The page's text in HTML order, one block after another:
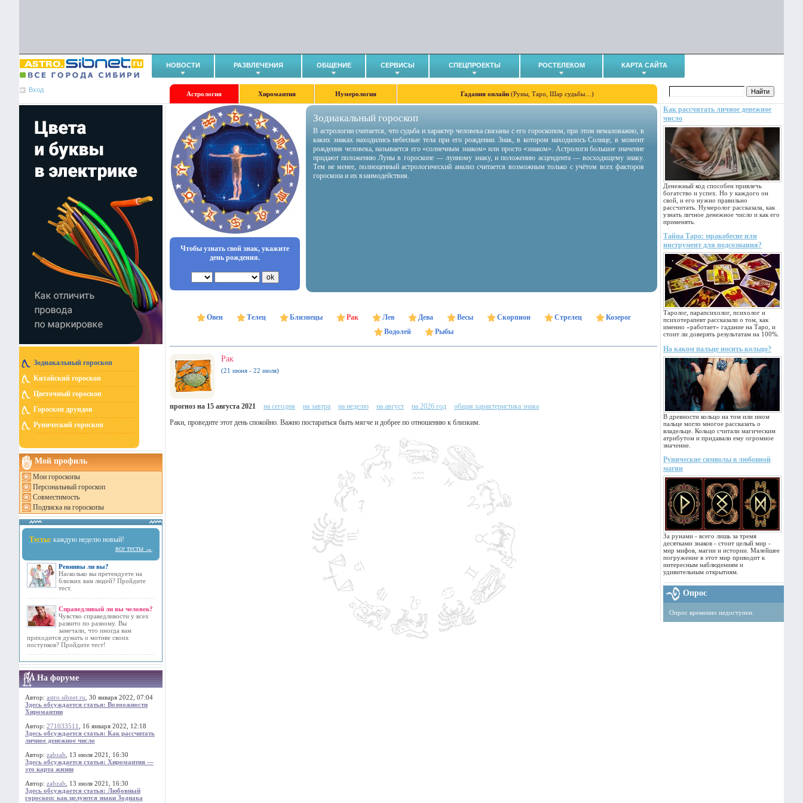
НОВОСТИ РАЗВЛЕЧЕНИЯ ОБЩЕНИЕ СЕРВИСЫ СПЕЦПРОЕКТЫ РОСТЕЛЕКОМ КАРТА САЙТА
Вход
Астрология Хиромантия Нумерология Гадания онлайн (Руны, Таро, Шар судьбы…)
Зодиакальный гороскоп
Китайский гороскоп
Цветочный гороскоп
Гороскоп друидов
Рунический гороскоп
Мой профиль
Мои гороскопы
Персональный гороскоп
Совместимость
Подписка на гороскопы
Тесты: каждую неделю новый!
все тесты →
Ревнивы ли вы?
Насколько вы претендуете на
близких вам людей? Пройдите
тест.
Справедливый ли вы человек?
Чувство справедливости у всех
развито по разному. Вы
замечали, что иногда вам
приходится думать о мотиве своих
поступков? Пройдите тест!
На форуме
Автор: astro.sibnet.ru , 30 января 2022, 07:04
Здесь обсуждается статья: Возможности
Хиромантии
Автор: 271033511
, 16 января 2022, 12:18
Здесь обсуждается статья: Как рассчитать
личное денежное число
Автор: zabzab , 13 июля 2021, 16:30
Здесь обсуждается статья: Хиромантия —
это карта жизни
Автор: zabzab , 13 июля 2021, 16:30
Здесь обсуждается статья: Любовный
гороскоп: как целуются знаки Зодиака
Как рассчитать личное денежное
число
Денежный код способен привлечь
богатство и успех. Но у каждого он
свой, и его нужно правильно
рассчитать. Нумеролог рассказала, как
узнать личное денежное число и как его
применять.
Тайна Таро: мракобесие или
инструмент для подсознания?
Таролог, парапсихолог, психолог и
психотерапевт рассказали о том, как
именно «работает» гадание на Таро, и
стоит ли доверять результатам на 100%.
На каком пальце носить кольцо?
В древности кольцо на том или ином
пальце могло многое рассказать о
владельце. Кольцо считали магическим
атрибутом и придавали ему огромное
значение.
Рунические символы в любовной
магии
За рунами - всего лишь за тремя
десятками знаков - стоит целый мир -
мир мифов, магии и истории. Малейшее
погружение в этот мир приводит к
интересным наблюдениям и
удивительным открытиям.
Опрос
Опрос временно недоступен.
Чтобы узнать свой знак, укажите
день рождения.
Зодиакальный гороскоп
В астрологии считается, что судьба и характер человека связаны с его гороскопом, при этом немаловажно, в
каких знаках находились небесные тела при его рождении. Знак, в котором находилось Солнце, в момент
рождения человека, называется его «солнечным знаком» или просто «знаком». Астрологи большое значение
придают положению Луны в гороскопе — лунному знаку, и положению асцендента — восходящему знаку.
Тем не менее, полноценный астрологический анализ считается возможным только с учётом всех факторов
гороскопа и их взаимодействия.
Овен Телец Близнецы Рак Лев Дева Весы Скорпион Стрелец
Козерог
Водолей
Рыбы
Рак
(21 июня - 22 июля)
прогноз на 15 августа 2021 на сегодня на завтра на неделю на август на 2026 год
общая характеристика знака
Раки, проведите этот день спокойно. Важно постараться быть мягче и добрее по отношению к близким.